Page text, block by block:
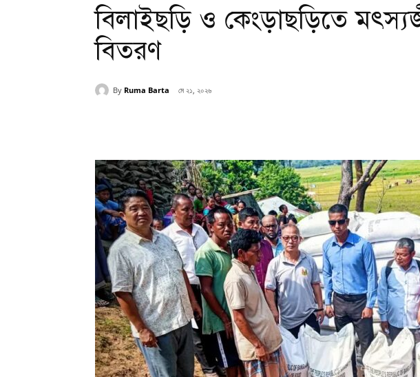
বিলাইছড়ি ও কেংড়াছড়িতে
বিতরণ
By Ruma Barta মে ২১, ২০২৬